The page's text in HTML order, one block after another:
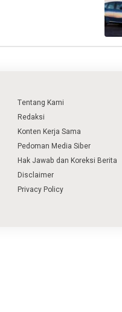
Tentang Kami
Redaksi
Konten Kerja Sama
Pedoman Media Siber
Hak Jawab dan Koreksi Berita
Disclaimer
Privacy Policy